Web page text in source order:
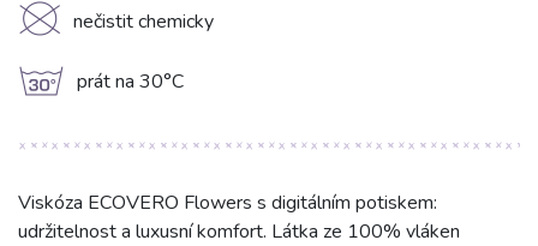
K nečistit chemicky
g prát na 30°C
Viskóza ECOVERO Flowers s digitálním potiskem:
udržitelnost a luxusní komfort. Látka ze 100% vláken